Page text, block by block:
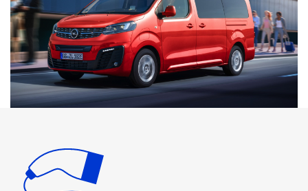
solutions de recharge à domicile pour les véhicules
électriques alimentés en AC, avec une sortie maximale de
22 kW (3 phases 32A). Il est important de noter que votre
voiture ne sera jamais capable de charger plus
rapidement que cette sortie maximale sur une station de
recharge AC. Nous proposons également des câbles de
recharge de haute qualité pour les propriétaires de
32A), ce qui signifie que vous pouvez charger votre Opel
Vivaro-e Combi à la vitesse maximale autorisée par la